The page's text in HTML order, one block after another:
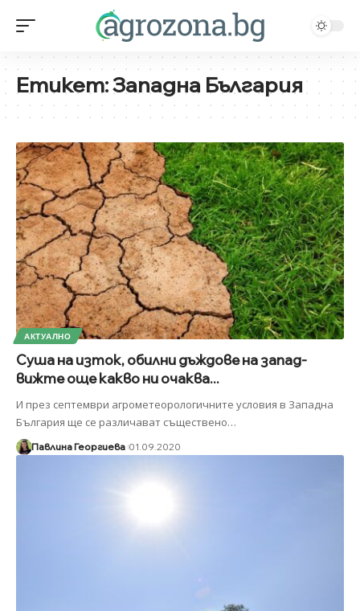
Етикет:Западна България
АКТУАЛНО
Суша на изток, обилни дъждове на запад-
вижте още какво ни очаква...
И през септември агрометеорологичните условия в Западна
България ще се различават съществено…
Павлина Георгиева 01.09.2020